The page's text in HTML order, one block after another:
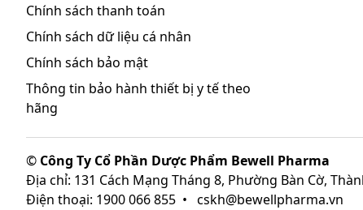
Chính sách thanh toán
Chính sách dữ liệu cá nhân
Chính sách bảo mật
Thông tin bảo hành thiết bị y tế theo
hãng
© Công Ty Cổ Phần Dược Phẩm Bewell Pharma
Địa chỉ: 131 Cách Mạng Tháng 8, Phường Bàn Cờ,
Điện thoại: 1900 066 855 • cskh@bewellpharma.vn